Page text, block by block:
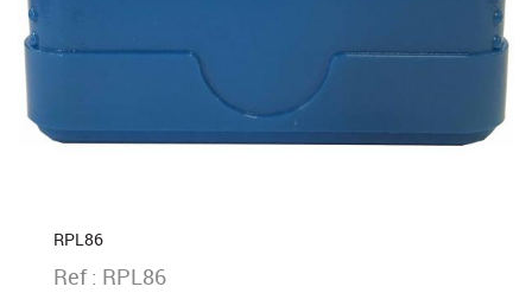
RPL86
Ref : RPL86